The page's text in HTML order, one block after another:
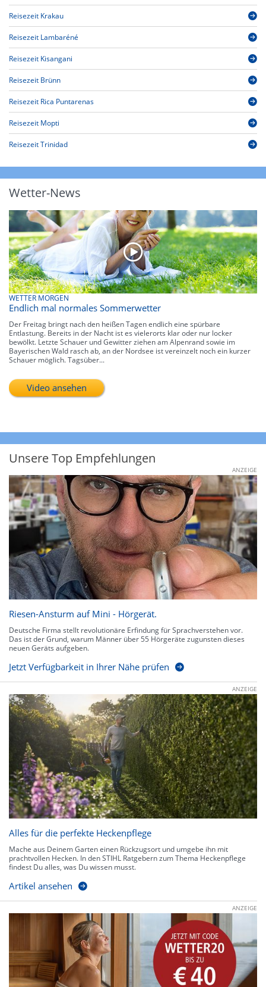
Reisezeit Krakau
Reisezeit Lambaréné
Reisezeit Kisangani
Reisezeit Brünn
Reisezeit Rica Puntarenas
Reisezeit Mopti
Reisezeit Trinidad
Wetter-News
WETTER MORGEN
Endlich mal normales Sommerwetter
Der Freitag bringt nach den heißen Tagen endlich eine spürbare
Entlastung. Bereits in der Nacht ist es vielerorts klar oder nur locker
bewölkt. Letzte Schauer und Gewitter ziehen am Alpenrand sowie im
Bayerischen Wald rasch ab, an der Nordsee ist vereinzelt noch ein kurzer
Schauer möglich. Tagsüber...
Video ansehen
Unsere Top Empfehlungen
ANZEIGE
Riesen-Ansturm auf Mini - Hörgerät.
Deutsche Firma stellt revolutionäre Erfindung für Sprachverstehen vor.
Das ist der Grund, warum Männer über 55 Hörgeräte zugunsten dieses
neuen Geräts aufgeben.
Jetzt Verfügbarkeit in Ihrer Nähe prüfen
ANZEIGE
Alles für die perfekte Heckenpflege
Mache aus Deinem Garten einen Rückzugsort und umgebe ihn mit
prachtvollen Hecken. In den STIHL Ratgebern zum Thema Heckenpflege
findest Du alles, was Du wissen musst.
Artikel ansehen
ANZEIGE